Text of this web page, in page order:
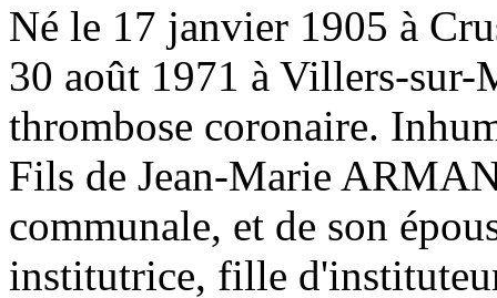
Né le 17 janvier 1905 à
30 août 1971 à Villers-sur-
thrombose coronaire.
Fils de Jean-Marie
communale, et de son
institutrice, fille